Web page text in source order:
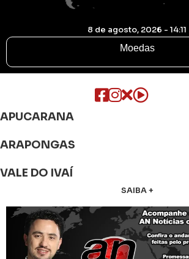
8 de agosto, 2026 - 14:11
Moedas
APUCARANA
ARAPONGAS
VALE DO IVAÍ
SAIBA +